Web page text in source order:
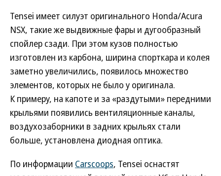
Tensei имеет силуэт оригинального Honda/Acura
NSX, такие же выдвижные фары и дугообразный
спойлер сзади. При этом кузов полностью
изготовлен из карбона, ширина спорткара и колея
заметно увеличились, появилось множество
элементов, которых не было у оригинала.
К примеру, на капоте и за «раздутыми» передними
крыльями появились вентиляционные каналы,
воздухозаборники в задних крыльях стали
больше, установлена диодная оптика.
По информации Carscoops, Tensei оснастят